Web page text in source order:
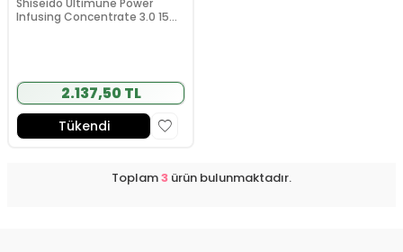
Infusing Concentrate 3.0 15
2.137,50 TL
Tükendi
Toplam3 ürün bulunmaktadır.